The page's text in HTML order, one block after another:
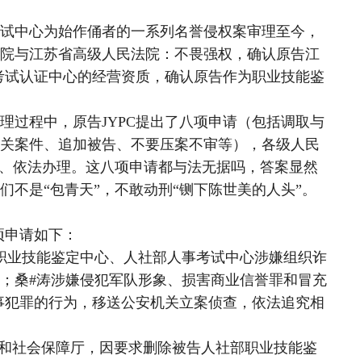
中心为始作俑者的一系列名誉侵权案审理至今，
与江苏省高级人民法院：不畏强权，确认原告江
认证中心的经营资质，确认原告作为职业技能鉴
过程中，原告JYPC提出了八项申请（包括调取与
案件、追加被告、不要压案不审等），各级人民
依法办理。这八项申请都与法无据吗，答案显然
是“包青天”，不敢动刑“铡下陈世美的人头”。
请如下：
技能鉴定中心、人社部人事考试中心涉嫌组织诈
桑#涛涉嫌侵犯军队形象、损害商业信誉罪和冒充
罪的行为，移送公安机关立案侦查，依法追究相
社会保障厅，因要求删除被告人社部职业技能鉴